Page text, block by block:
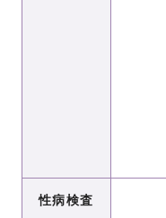
性病検査